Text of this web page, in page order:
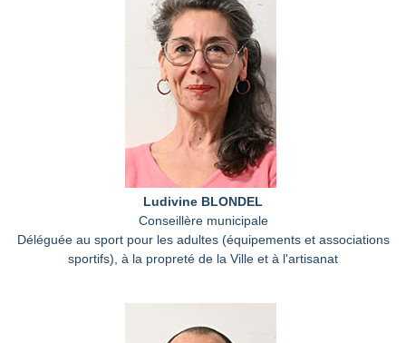
Ludivine BLONDEL
Conseillère municipale
Déléguée au sport pour les adultes (équipements et associations
sportifs), à la propreté de la Ville et à l'artisanat